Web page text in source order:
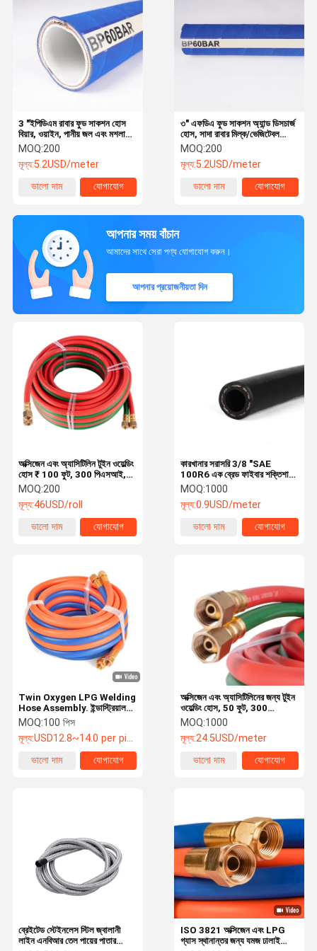
ভিডিও আমাদের সম্পর্কে
3 "ইপিডিএম রাবার ফুড সাকশন হোস
বিয়ার, ওয়াইন, পানীয় জল এবং মশলা
স্থানান্তরের জন্য এফডিএ-অনুমোদিত
সাদা টিউব
MOQ:200
মূল্য:5.2USD/meter
ভালো দাম
যোগাযোগ
৩" এফডিএ ফুড সাকশন অ্যান্ড ডিসচার্জ
হোস, সাদা রাবার মিল্ক/ভেজিটেবল
অয়েল/বেভারেজ ট্রান্সফার হোস ডেইরি
এবং ব্রুয়ারি শিল্পের জন্য
MOQ:200
মূল্য:5.2USD/meter
ভালো দাম
যোগাযোগ
আপনার সময় বাঁচান
আমাদের সাথে সেরা পণ্য যোগাযোগ করুন।
আপনার প্রয়োজনীয়তা দিন
কারখানার সরাসরি 3/8 "SAE
100R6 এক ব্রেড ফাইবার শক্তিশালী
হাইড্রোলিক রাবার পায়ের পাতার
মোজাবিশেষ কাস্টম দৈর্ঘ্য মসৃণ বা
মোড়ানো কভার উচ্চ প্রসার্য
MOQ:1000
মূল্য:0.9USD/meter
ভালো দাম
যোগাযোগ
অক্সিজেন এবং অ্যাসিটিলিন টুইন ওয়েল্ডিং
হোস ₹ 100 ফুট, 300 পিএসআই,
আর-গ্রেড রাবার
MOQ:200
মূল্য:46USD/roll
ভালো দাম
যোগাযোগ
অক্সিজেন এবং অ্যাসিটিলিনের জন্য টুইন
ওয়েল্ডিং হোস, 50 ফুট, 300
পিএসআই
MOQ:1000
মূল্য:24.5USD/meter
ভালো দাম
যোগাযোগ
Twin Oxygen LPG Welding
Hose Assembly. ইন্ডাস্ট্রিয়াল
EPDM এনবিআর গ্যাস ওয়েল্ডিং নল
কাটিয়া এবং ব্রেইজিং জন্য
MOQ:100 পিস
মূল্য:USD12.8~14.0 per piece
ভালো দাম
যোগাযোগ
ISO 3821 অক্সিজেন এবং LPG
গ্যাস স্থানান্তর জন্য যমজ ঢালাই
ব্রেইটেড স্টেইনলেস স্টিল জ্বালানী
লাইন এনবিআর তেল পায়ের পাতার